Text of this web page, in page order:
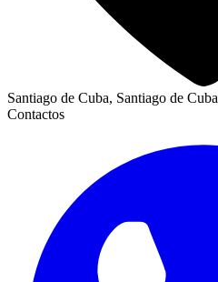
Santiago de Cuba, Santiago de Cuba
Contactos